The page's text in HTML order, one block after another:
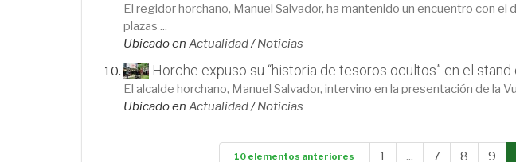
El regidor horchano, Manuel Salvador, ha mantenido un encuentro con
plazas ...
Ubicado en Actualidad/Noticias
Horche expuso su “historia de tesoros ocultos” en el stand
El alcalde horchano, Manuel Salvador, intervino en la presentación de la
Ubicado en Actualidad/Noticias
10 elementos anteriores 1 ... 7 8 9